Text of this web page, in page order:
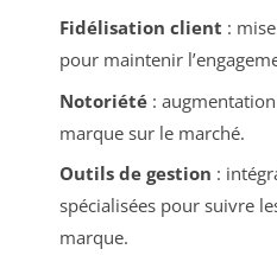
Fidélisation client :
pour maintenir
Notoriété:
marque sur le marché.
Outils de gestion :
spécialisées pour suivre
marque.